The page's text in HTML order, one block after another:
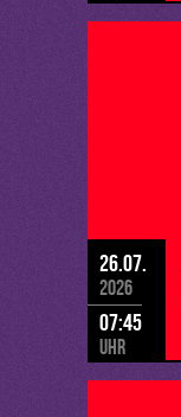
26.07.
2026
07:45
Uhr